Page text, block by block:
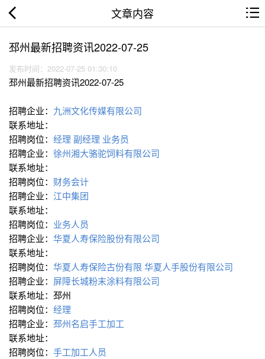
文章内容
邳州最新招聘资讯2022-07-25
发布时间：2022-07-25 01:30:10
邳州最新招聘资讯2022-07-25
招聘企业： 九洲文化传媒有限公司
联系地址：
招聘岗位： 经理 副经理 业务员
招聘企业： 徐州湘大骆驼饲料有限公司
联系地址：
招聘岗位： 财务会计
招聘企业： 江中集团
联系地址：
招聘岗位： 业务人员
招聘企业： 华夏人寿保险股份有限公司
联系地址：
招聘岗位： 华夏人寿保险古份有限 华夏人手股份有限公司
招聘企业： 屏障长城粉末涂料有限公司
联系地址：邳州
招聘岗位： 经理
招聘企业： 邳州名启手工加工
联系地址：
招聘岗位： 手工加工人员